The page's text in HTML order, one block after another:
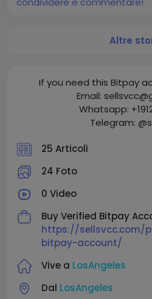
If you need this Bitpay
Email:
Whatsapp:
Telegram:
25 Articoli
24 Foto
0 Video
Buy Verified Bitpay
https://sellsvcc.com/
bitpay-account/
Vive a LosAngeles
Dal LosAngeles
Altre